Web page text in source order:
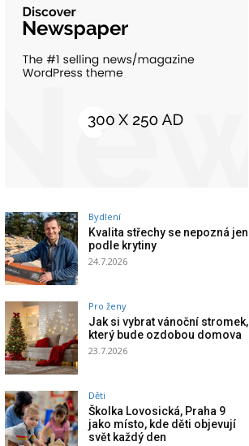
Bydlení
Kvalita střechy se nepozná jen
podle krytiny
24.7.2026
Pro ženy
Jak si vybrat vánoční stromek,
který bude ozdobou domova
23.7.2026
Děti
Školka Lovosická, Praha 9
jako místo, kde děti objevují
svět každý den